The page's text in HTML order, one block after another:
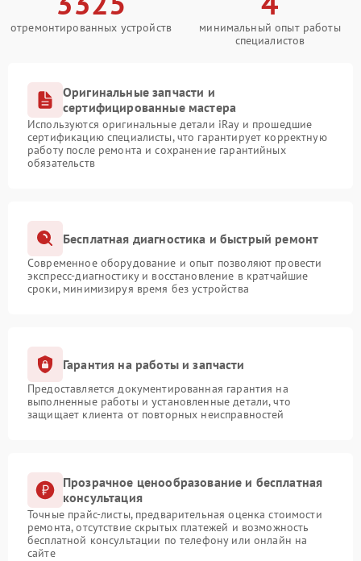
отремонтированных устройств
минимальный опыт работы
специалистов
Оригинальные запчасти и
сертифицированные мастера
Используются оригинальные детали iRay и прошедшие
сертификацию специалисты, что гарантирует корректную
работу после ремонта и сохранение гарантийных
обязательств
Бесплатная диагностика и быстрый ремонт
Современное оборудование и опыт позволяют провести
экспресс-диагностику и восстановление в кратчайшие
сроки, минимизируя время без устройства
Гарантия на работы и запчасти
Предоставляется документированная гарантия на
выполненные работы и установленные детали, что
защищает клиента от повторных неисправностей
Прозрачное ценообразование и бесплатная
консультация
Точные прайс-листы, предварительная оценка стоимости
ремонта, отсутствие скрытых платежей и возможность
бесплатной консультации по телефону или онлайн на
сайте